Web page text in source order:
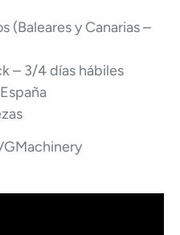
(Baleares y Canarias –
– 3/4 días hábiles